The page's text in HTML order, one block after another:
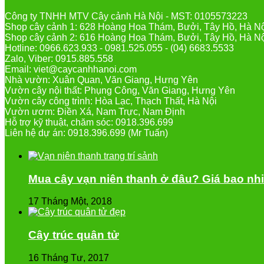
Công ty TNHH MTV Cây cảnh Hà Nội - MST: 0105573223
Shop cây cảnh 1: 628 Hoàng Hoa Thám, Bưởi, Tây Hồ, Hà
Shop cây cảnh 2: 616 Hoàng Hoa Thám, Bưởi, Tây Hồ, Hà
Hotline: 0966.623.933 - 0981.525.055 - (04) 6683.5533
Zalo, Viber: 0915.885.558
Email: viet@caycanhhanoi.com
Nhà vườn: Xuân Quan, Văn Giang, Hưng Yên
Vườn cây nội thất: Phụng Công, Văn Giang, Hưng Yên
Vườn cây công trình: Hòa Lạc, Thạch Thất, Hà Nội
Vườn ươm: Điền Xá, Nam Trực, Nam Định
Hỗ trợ kỹ thuật, chăm sóc: 0918.396.699
Liên hệ dự án: 0918.396.699 (Mr Tuấn)
Mua cây vạn niên thanh ở đâu? Giá bao
17 Tháng Một, 2018
Cây trúc quân tử
16 Tháng Tư, 2017